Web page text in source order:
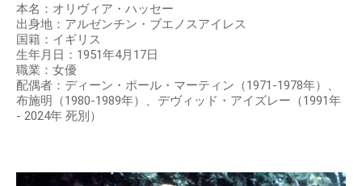
本名：オリヴィア・ハッセー
出身地：アルゼンチン・ブエノスアイレス
国籍：イギリス
生年月日：1951年4月17日
職業：女優
配偶者：ディーン・ポール・マーティン（1971-1978年）、
布施明（1980-1989年）、デヴィッド・アイズレー（1991年
- 2024年 死別）